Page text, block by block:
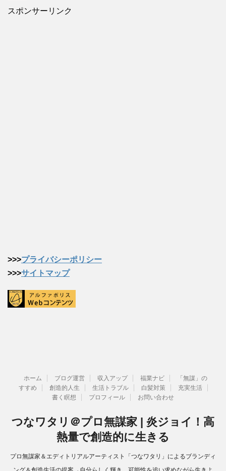
スポンサーリンク
>>>プライバシーポリシー
>>>サイトマップ
ホーム ブログ運営 収入アップ 福業ナビ
「無謀」の
すすめ
創造的人生 生活トラブル 白髪対策
充実生活
書く瞑想
プロフィール お問い合わせ
つなワタリ＠プロ無謀家 | 炎ジョイ！高
熱量で創造的に生きる
プロ無謀家＆エディトリアルアーティスト「つなワタリ」によるブランディ